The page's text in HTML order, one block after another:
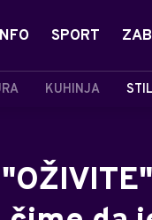
SPORT
KUHINJA STIL